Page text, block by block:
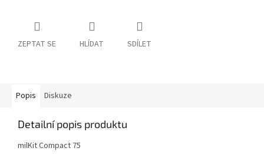
ZEPTAT SE HLÍDAT SDÍLET
Popis Diskuze
Detailní popis produktu
milKit Compact 75